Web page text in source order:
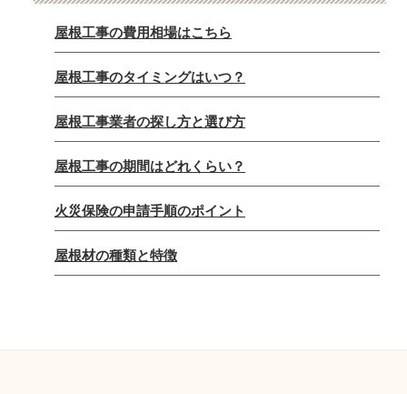
屋根工事の費用相場はこちら
屋根工事のタイミングはいつ？
屋根工事業者の探し方と選び方
屋根工事の期間はどれくらい？
火災保険の申請手順のポイント
屋根材の種類と特徴